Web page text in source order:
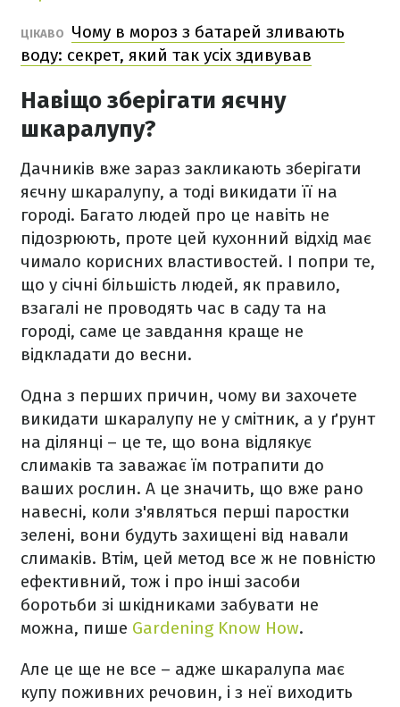
ЦІКАВО
Чому в мороз з батарей зливають
воду: секрет, який так усіх здивував
Навіщо зберігати яєчну
шкаралупу?
Дачників вже зараз закликають зберігати
яєчну шкаралупу, а тоді викидати її на
городі. Багато людей про це навіть не
підозрюють, проте цей кухонний відхід має
чимало корисних властивостей. І попри те,
що у січні більшість людей, як правило,
взагалі не проводять час в саду та на
городі, саме це завдання краще не
відкладати до весни.
Одна з перших причин, чому ви захочете
викидати шкаралупу не у смітник, а у ґрунт
на ділянці – це те, що вона відлякує
слимаків та заважає їм потрапити до
ваших рослин. А це значить, що вже рано
навесні, коли з'являться перші паростки
зелені, вони будуть захищені від навали
слимаків. Втім, цей метод все ж не повністю
ефективний, тож і про інші засоби
боротьби зі шкідниками забувати не
можна, пише Gardening Know How.
Але це ще не все – адже шкаралупа має
купу поживних речовин, і з неї виходить